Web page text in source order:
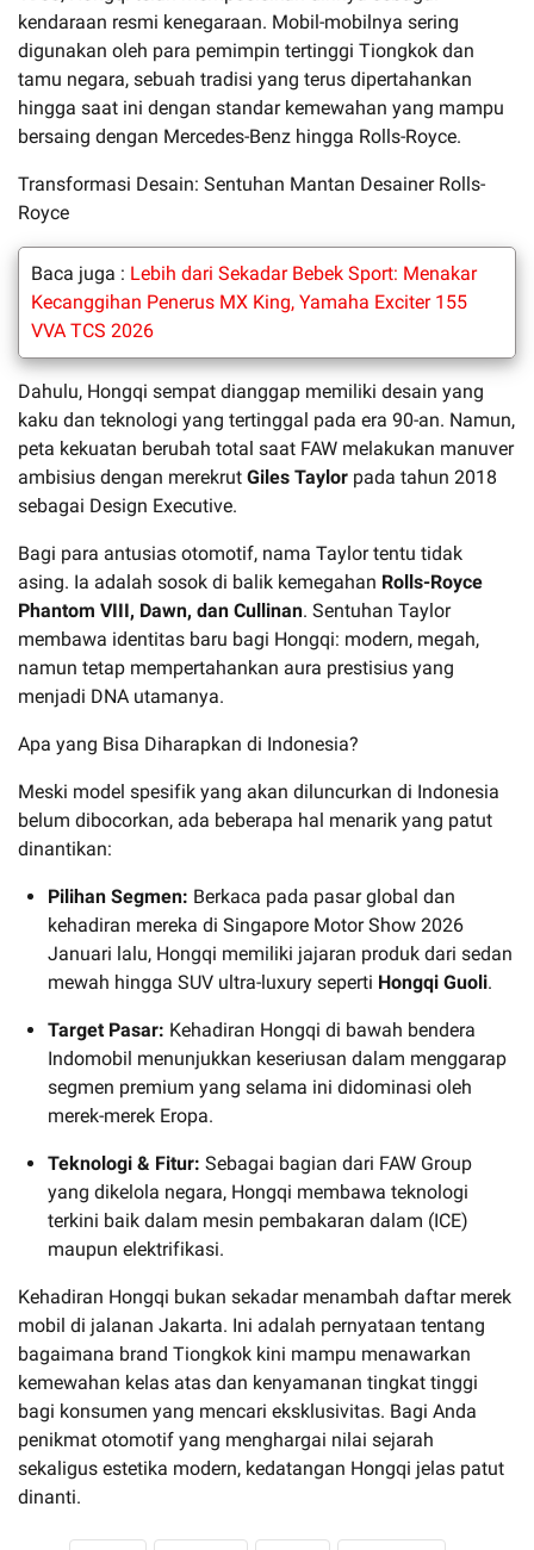
kendaraan resmi kenegaraan. Mobil-mobilnya sering
digunakan oleh para pemimpin tertinggi Tiongkok dan
tamu negara, sebuah tradisi yang terus dipertahankan
hingga saat ini dengan standar kemewahan yang mampu
bersaing dengan Mercedes-Benz hingga Rolls-Royce.
Transformasi Desain: Sentuhan Mantan Desainer Rolls-
Royce
Baca juga : Lebih dari Sekadar Bebek Sport: Menakar
Kecanggihan Penerus MX King, Yamaha Exciter 155
VVA TCS 2026
Dahulu, Hongqi sempat dianggap memiliki desain yang
kaku dan teknologi yang tertinggal pada era 90-an. Namun,
peta kekuatan berubah total saat FAW melakukan manuver
ambisius dengan merekrut Giles Taylor pada tahun 2018
sebagai Design Executive.
Bagi para antusias otomotif, nama Taylor tentu tidak
asing. Ia adalah sosok di balik kemegahan Rolls-Royce
Phantom VIII, Dawn, dan Cullinan. Sentuhan Taylor
membawa identitas baru bagi Hongqi: modern, megah,
namun tetap mempertahankan aura prestisius yang
menjadi DNA utamanya.
Apa yang Bisa Diharapkan di Indonesia?
Meski model spesifik yang akan diluncurkan di Indonesia
belum dibocorkan, ada beberapa hal menarik yang patut
dinantikan:
Pilihan Segmen: Berkaca pada pasar global dan
kehadiran mereka di Singapore Motor Show 2026
Januari lalu, Hongqi memiliki jajaran produk dari sedan
mewah hingga SUV ultra-luxury seperti Hongqi Guoli.
Target Pasar: Kehadiran Hongqi di bawah bendera
Indomobil menunjukkan keseriusan dalam menggarap
segmen premium yang selama ini didominasi oleh
merek-merek Eropa.
Teknologi & Fitur: Sebagai bagian dari FAW Group
yang dikelola negara, Hongqi membawa teknologi
terkini baik dalam mesin pembakaran dalam (ICE)
maupun elektrifikasi.
Kehadiran Hongqi bukan sekadar menambah daftar merek
mobil di jalanan Jakarta. Ini adalah pernyataan tentang
bagaimana brand Tiongkok kini mampu menawarkan
kemewahan kelas atas dan kenyamanan tingkat tinggi
bagi konsumen yang mencari eksklusivitas. Bagi Anda
penikmat otomotif yang menghargai nilai sejarah
sekaligus estetika modern, kedatangan Hongqi jelas patut
dinanti.